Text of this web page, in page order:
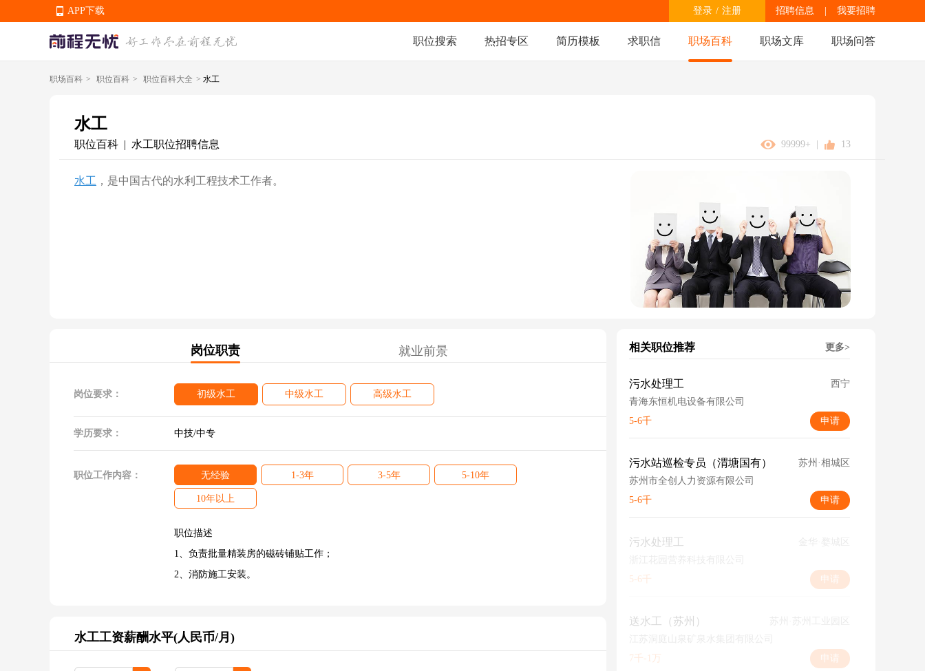
APP下载 招聘信息 我要招聘
登录 / 注册
职位搜索 热招专区 简历模板 求职信 职场百科 职场文库 职场问答
职场百科 > 职位百科 > 职位百科大全 > 水工
水工
职位百科 | 水工职位招聘信息 99999+ 13
水工 ，是中国古代的水利工程技术工作者。
岗位职责 就业前景
岗位要求： 初级水工 中级水工 高级水工
学历要求： 中技/中专
职位工作内容： 无经验 1-3年 3-5年 5-10年
10年以上
职位描述
1、负责批量精装房的磁砖铺贴工作；
2、消防施工安装。
水工工资薪酬水平(人民币/月)
相关职位推荐 更多>
污水处理工
西宁
青海东恒机电设备有限公司
5-6千
申请
污水站巡检专员（渭塘国有）
苏州·相城区
苏州市全创人力资源有限公司
5-6千
申请
污水处理工
5-6千
申请
送水工（苏州）
7千-1万
申请